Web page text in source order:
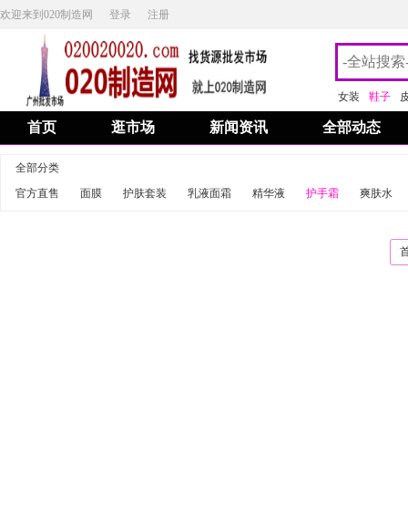
欢迎来到020制造网 登录 注册
女装 鞋子
首页 逛市场 新闻资讯 全部动态
全部分类
官方直售
面膜 护肤套装 乳液面霜 精华液 护手霜 爽肤水